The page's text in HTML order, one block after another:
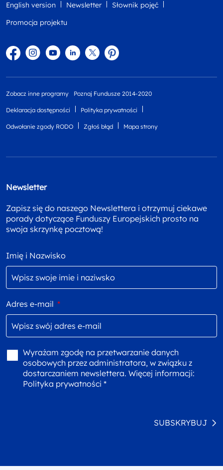
English version Newsletter
Słownik pojęć
Promocja projektu
FacebookInstagram
YouTubeLinkedintwitterPinterest
Zobacz inne programy Poznaj Fundusze 2014-2020
Deklaracja dostępności Polityka prywatności
Odwołanie zgody RODO Zgłoś błąd Mapa strony
Newsletter
Zapisz się do naszego Newslettera i otrzymuj ciekawe
porady dotyczące Funduszy Europejskich prosto na
swoja skrzynkę pocztową!
Imię i Nazwisko
Adres e-mail *
Wyrażam zgodę na przetwarzanie danych
osobowych przez administratora, w związku z
dostarczaniem newslettera. Więcej informacji:
Polityka prywatności *
SUBSKRYBUJ